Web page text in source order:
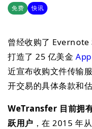
免费 快讯
曾经收购了
打造了 25 亿美金
近宣布收购文件传输
开交易的具体条款和估
WeTransfer 目前拥
跃用户 ，在 2015 年